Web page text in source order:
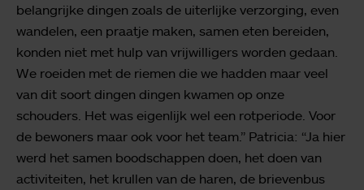
belangrijke dingen zoals de uiterlijke verzorging, even
wandelen, een praatje maken, samen eten bereiden,
konden niet met hulp van vrijwilligers worden gedaan.
We roeiden met de riemen die we hadden maar veel
van dit soort dingen dingen kwamen op onze
schouders. Het was eigenlijk wel een rotperiode. Voor
de bewoners maar ook voor het team.” Patricia: “Ja hier
werd het samen boodschappen doen, het doen van
activiteiten, het krullen van de haren, de brievenbus